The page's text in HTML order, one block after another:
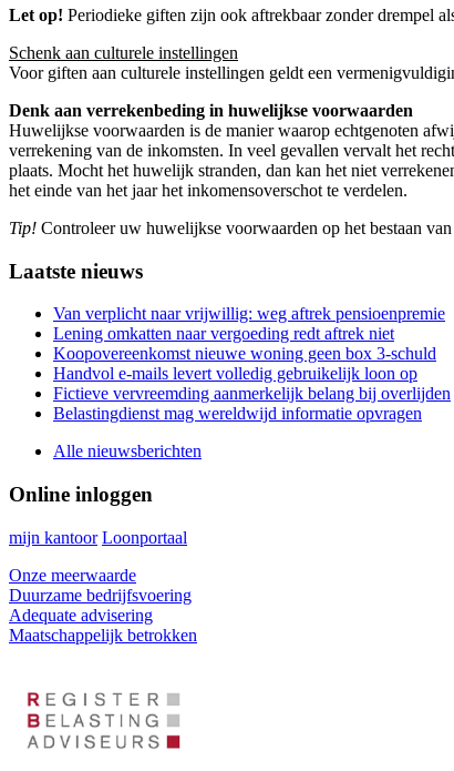
Let op! Periodieke giften zijn ook aftrekbaar zonder drempel
Schenk aan culturele instellingen
Voor giften aan culturele instellingen geldt een
Denk aan verrekenbeding in huwelijkse voorwaarden
Huwelijkse voorwaarden is de manier waarop echtgenoten
verrekening van de inkomsten. In veel gevallen vervalt het
plaats. Mocht het huwelijk stranden, dan kan het niet
het einde van het jaar het inkomensoverschot te verdelen.
Tip! Controleer uw huwelijkse voorwaarden op het bestaan
Primary
Sidebar
Laatste nieuws
Van verplicht naar vrijwillig: weg aftrek pensioenpremie
Lening omkatten naar vergoeding redt aftrek niet
Koopovereenkomst nieuwe woning geen box 3-schuld
Handvol e-mails levert volledig gebruikelijk loon op
Fictieve vervreemding aanmerkelijk belang bij overlijden
Belastingdienst mag wereldwijd informatie opvragen
Alle nieuwsberichten
Online inloggen
mijn kantoor Loonportaal
Onze meerwaarde
Duurzame bedrijfsvoering
Adequate advisering
Maatschappelijk betrokken